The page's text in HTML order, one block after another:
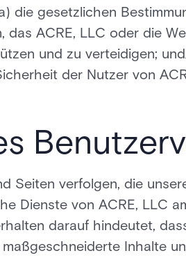
die gesetzlichen
das ACRE, LLC oder die
und zu verteidigen;
der Nutzer von
Seiten verfolgen, die
Dienste von ACRE, LLC
darauf hindeutet,
Inhalte